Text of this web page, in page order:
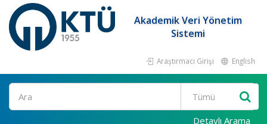
Akademik Veri Yönetim
Sistemi
Araştırmacı Girişi English
Ara
Detaylı Arama